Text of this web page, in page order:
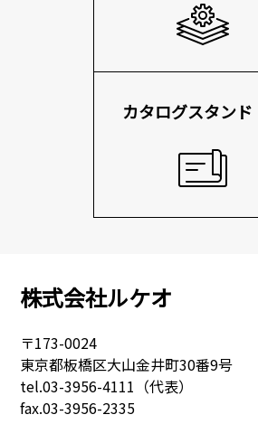
カタログスタンド
株式会社ルケオ
〒173-0024
東京都板橋区大山金井町30番9号
tel.03-3956-4111（代表）
fax.03-3956-2335